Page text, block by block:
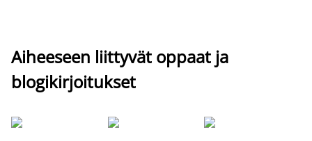
Aiheeseen liittyvät oppaat ja
blogikirjoitukset